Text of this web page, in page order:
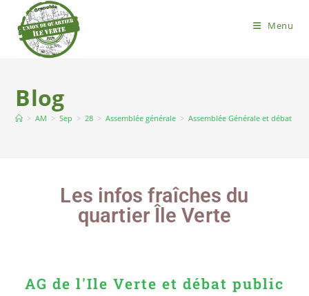
Menu
Blog
> AM > Sep > 28 > Assemblée générale > Assemblée Générale et débat
Les infos fraîches du
quartier Île Verte
AG de l'Ile Verte et débat public